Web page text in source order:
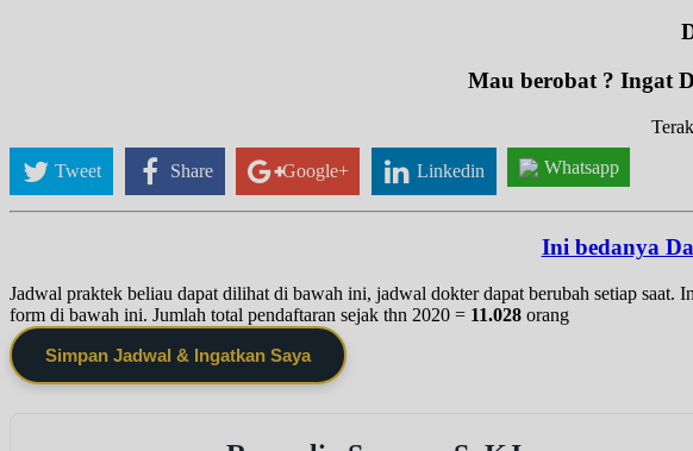
Mau berobat ? Ingat
Tweet Share Google+ Linkedin Whatsapp
Ini bedanya
Jadwal praktek beliau dapat dilihat di bawah ini, jadwal dokter dapat berubah setiap
form di bawah ini. Jumlah total pendaftaran sejak thn 2020 = 11.028 orang
Simpan Jadwal & Ingatkan Saya